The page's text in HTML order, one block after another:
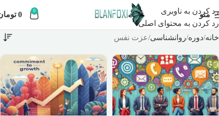
رد کردن به ناوبری
رد کردن به محتوای اصلی
منو 0
0
خانه دوره روانشناسی عزت نفس